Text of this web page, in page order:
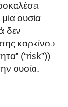
ουσία
δεν
καρκίνου
(“risk”))
ουσία.